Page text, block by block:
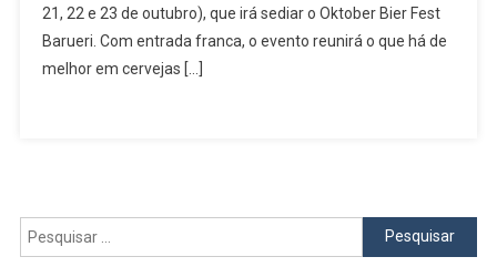
O
Oktober
Bier
Semana
21, 22 e 23 de outubro), que irá sediar o Oktober Bier Fest
Barueri. Com entrada franca, o evento reunirá o que há de
melhor em cervejas […]
Pesquisar
por: